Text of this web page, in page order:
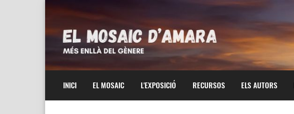
INICI EL MOSAIC L'EXPOSICIÓ RECURSOS ELS AUTORS